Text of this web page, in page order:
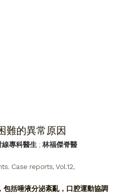
難的異常原因
專科醫生 ; 林福傑脊醫
Case reports, Vol.12,
包括唾液分泌紊亂，口腔運動協調